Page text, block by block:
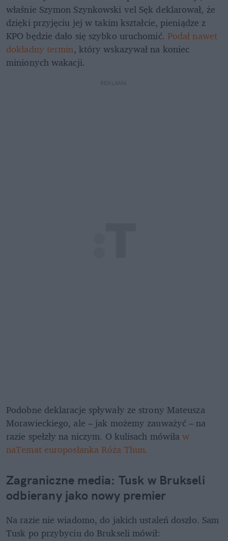
właśnie Szymon Szynkowski vel Sęk deklarował, że
dzięki przyjęciu jej w takim kształcie, pieniądze z
KPO będzie dało się szybko uruchomić. Podał nawet
dokładny termin, który wskazywał na koniec
minionych wakacji.
REKLAMA
Podobne deklaracje spływały ze strony Mateusza
Morawieckiego, ale – jak możemy zauważyć – na
razie spełzły na niczym. O kulisach mówiła w
naTemat europosłanka Róża Thun.
Zagraniczne media: Tusk w Brukseli
odbierany jako nowy premier
Na razie nie wiadomo, do jakich ustaleń doszło. Sam
Tusk po przybyciu do Brukseli mówił: